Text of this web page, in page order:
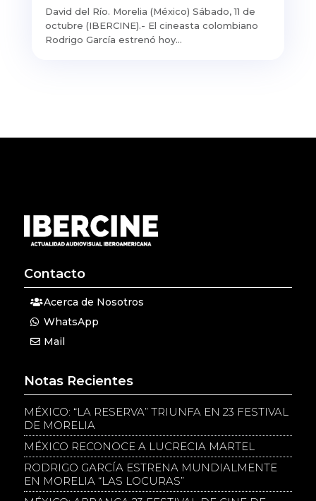
David del Río. Morelia (México) Sábado, 11 de
octubre (IBERCINE).- El cineasta colombiano
Rodrigo García estrenó hoy...
Contacto
Acerca de Nosotros
WhatsApp
Mail
Notas Recientes
MÉXICO: “LA RESERVA” TRIUNFA EN 23 FESTIVAL
DE MORELIA
MÉXICO RECONOCE A LUCRECIA MARTEL
RODRIGO GARCÍA ESTRENA MUNDIALMENTE
EN MORELIA “LAS LOCURAS”